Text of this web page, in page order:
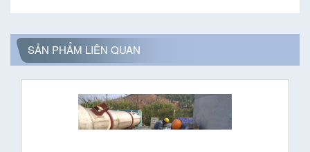
SẢN PHẨM LIÊN QUAN